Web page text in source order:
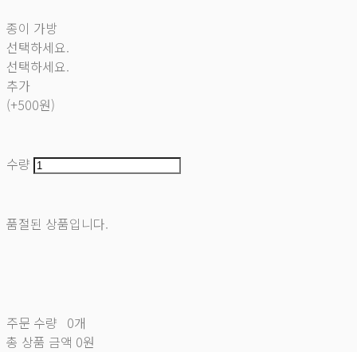
종이 가방
선택하세요.
선택하세요.
추가
(+500원)
수량
품절된 상품입니다.
주문 수량 0개
총 상품 금액 0원